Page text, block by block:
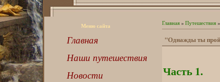
Меню сайта
Главная
Наши путешествия
Новости
Главная» Путешествия»
"Однажды ты
Часть 1.